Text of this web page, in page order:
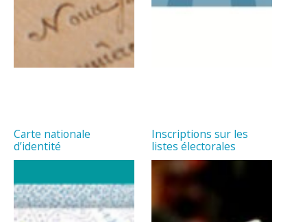
Carte nationale
d’identité
Inscriptions sur les
listes électorales